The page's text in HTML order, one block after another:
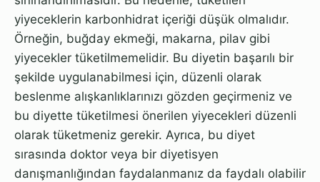
yiyeceklerin karbonhidrat içeriği düşük olmalıdır.
Örneğin, buğday ekmeği, makarna, pilav gibi
yiyecekler tüketilmemelidir. Bu diyetin başarılı bir
şekilde uygulanabilmesi için, düzenli olarak
beslenme alışkanlıklarınızı gözden geçirmeniz ve
bu diyette tüketilmesi önerilen yiyecekleri düzenli
olarak tüketmeniz gerekir. Ayrıca, bu diyet
sırasında doktor veya bir diyetisyen
danışmanlığından faydalanmanız da faydalı olabilir